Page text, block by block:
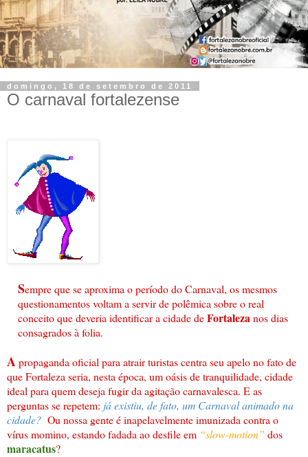
domingo, 18 de setembro de 2011
O carnaval fortalezense
Sempre que se aproxima o período do Carnaval, os mesmos
questionamentos voltam a servir de polêmica sobre o real
conceito que deveria identificar a cidade deFortaleza nos dias
consagrados à folia.
Apropaganda oficial para atrair turistas centra seu apelo no fato de
que Fortaleza seria, nesta época, um oásis de tranquilidade, cidade
ideal para quem deseja fugir da agitação carnavalesca. E as
perguntas se repetem: já existiu, de fato, um Carnaval animado na
cidade? Ou nossa gente é inapelavelmente imunizada contra o
vírus momino, estando fadada ao desfile em “slow-motion” dos
maracatus?